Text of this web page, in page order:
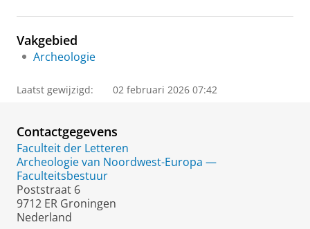
t
e
r
k
d
I
I
e
P
o
a
Vakgebied
Archeologie
Laatst gewijzigd: 02 februari 2026 07:42
Contactgegevens
Faculteit der Letteren
Archeologie van Noordwest-Europa —
Faculteitsbestuur
Poststraat 6
9712 ER Groningen
Nederland